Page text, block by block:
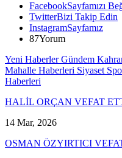
FacebookSayfamızı
TwitterBizi Takip Edin
InstagramSayfamız
87Yorum
Yeni HaberlerGündem
Mahalle Haberleri Siyaset
Haberleri
HALİL ORÇAN VEFAT
14 Mar, 2026
OSMAN ÖZYIRTICI